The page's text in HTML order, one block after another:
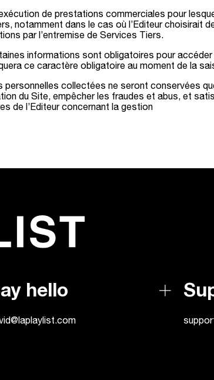
de prestations commerciales pour
notamment dans le cas où l’Editeur choisirait
par l’entremise de Services Tiers.
informations sont obligatoires pour
ce caractère obligatoire au moment de la
personnelles collectées ne seront conservées
du Site, empêcher les fraudes et abus, et
de l’Editeur concernant la gestion
hello